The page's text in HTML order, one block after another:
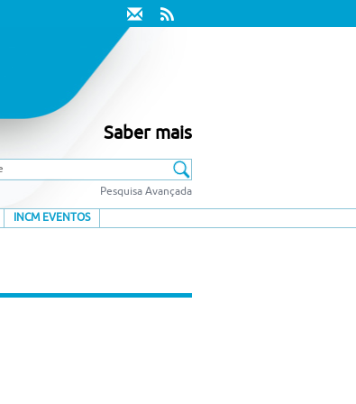
Saber mais
Pesquisa Avançada
INCM EVENTOS